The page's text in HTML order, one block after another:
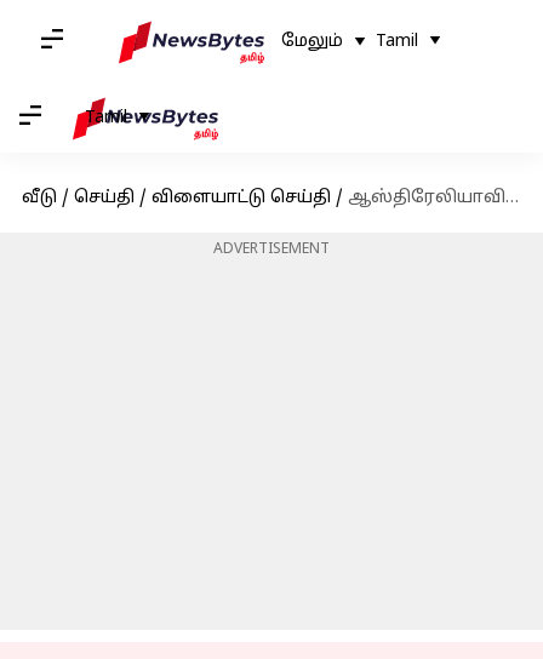
மேலும் Tamil
Tamil
வீடு / செய்தி / விளையாட்டு செய்தி / ஆஸ்திரேலியாவில் அதிக சிக்ஸர்கள்; டெஸ்ட் கிரிக்கெட்டில் வீரேந்திர சேவாக்கின் சாதனையை முறியடித்தார் நிதீஷ் குமார் ரெட்டி
ADVERTISEMENT